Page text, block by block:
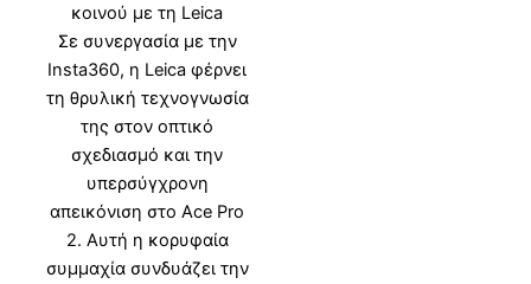
κοινού με τη Leica
Σε συνεργασία με την
Insta360, η Leica φέρνει
τη θρυλική τεχνογνωσία
της στον οπτικό
σχεδιασμό και την
υπερσύγχρονη
απεικόνιση στο Ace Pro
2. Αυτή η κορυφαία
συμμαχία συνδυάζει την